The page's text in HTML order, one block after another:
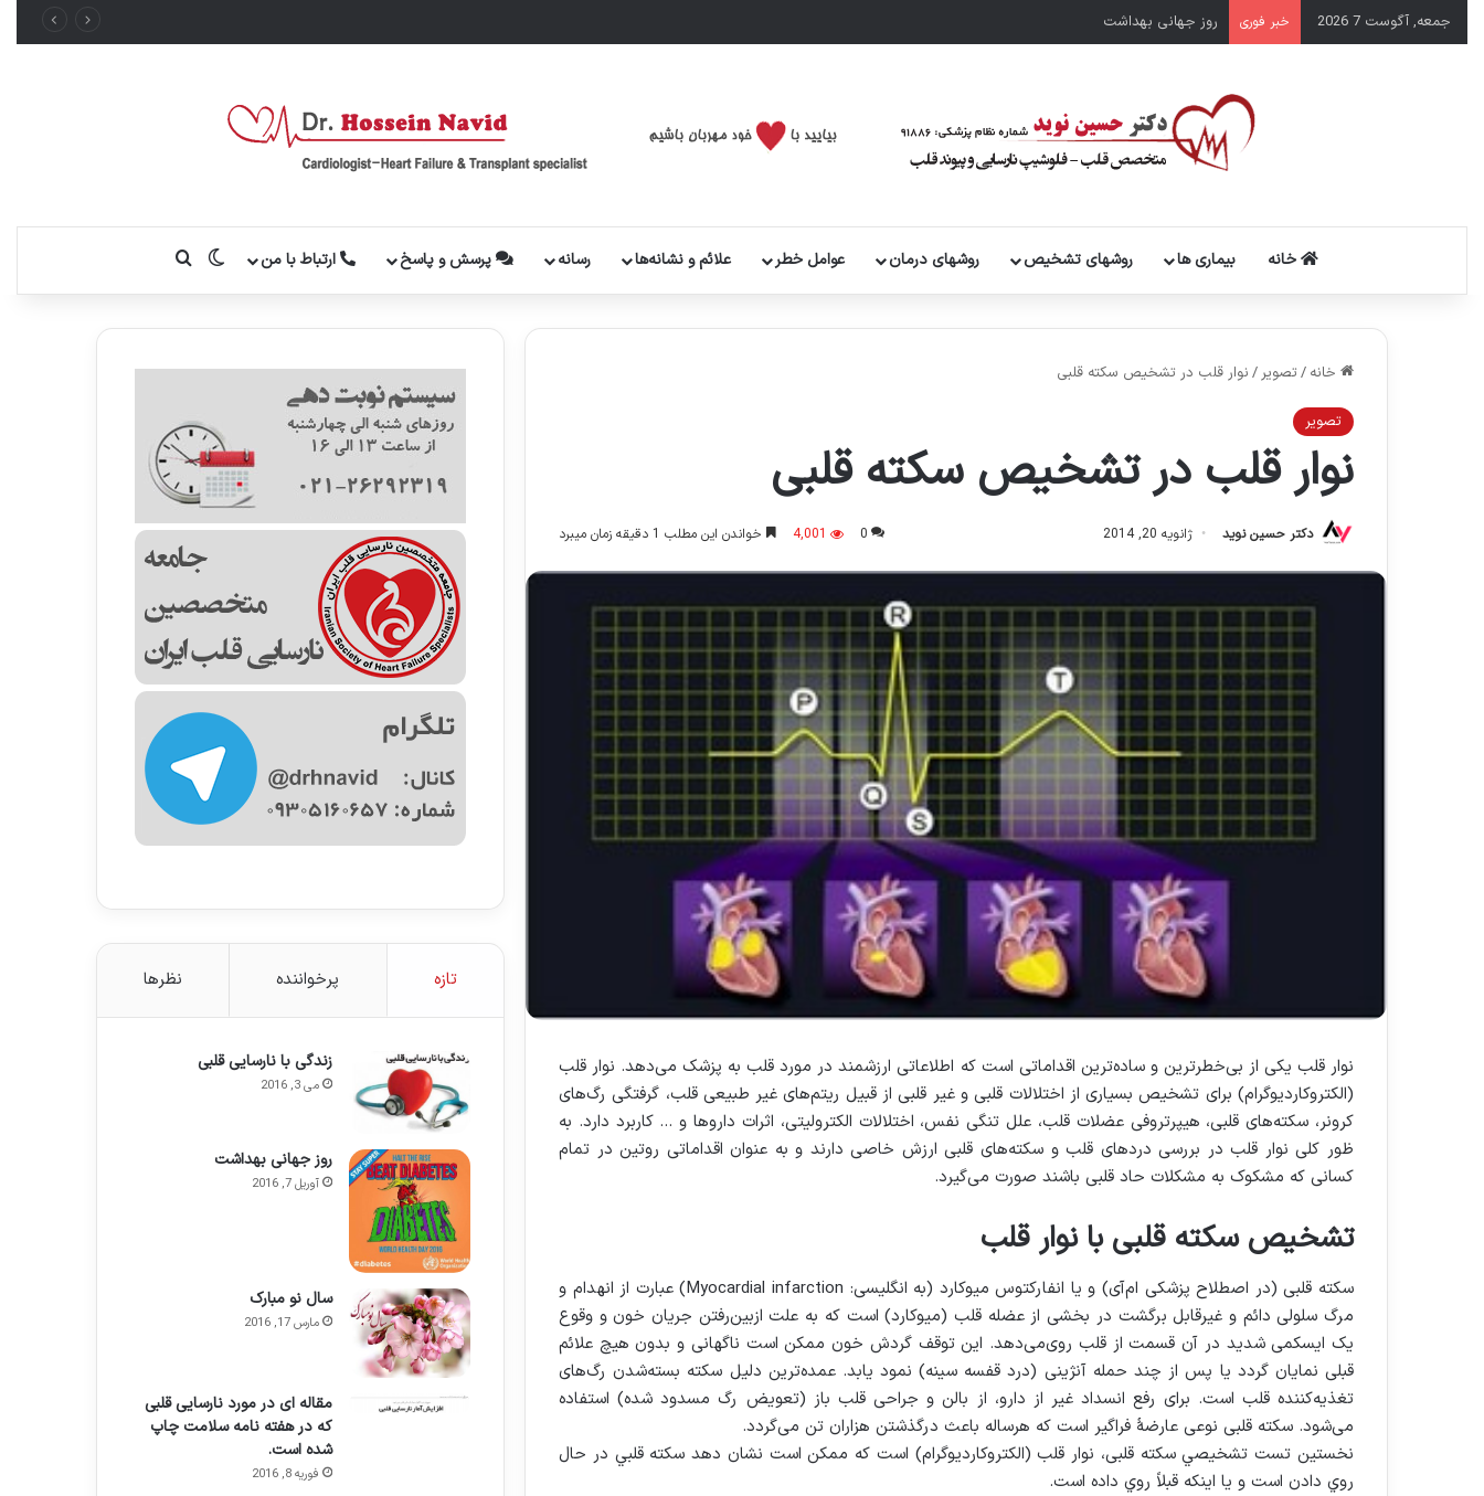
جمعه, آگوست 7 2026 خبر فوری روز جهانی بهداشت
خانه بیماری ها روشهای تشخیص روشهای درمان عوامل خطر علائم و نشانه‌ها رسانه پرسش و پاسخ ارتباط با من تغییر پوسته
خانه / تصویر/ نوار قلب در تشخیص سکته قلبی
تصویر
نوار قلب در تشخیص سکته قلبی
دکتر حسین نوید ژانویه 20, 2014 0
4,001 خواندن این مطلب 1 دقیقه زمان میبرد
نوار قلب یکی از بی‌خطرترین و ساده‌ترین اقداماتی است که اطلاعاتی ارزشمند در مورد قلب به پزشک می‌دهد. نوار قلب
(الکتروکاردیوگرام) برای تشخیص بسیاری از اختلالات قلبی و غیر قلبی از قبیل ریتم‌های غیر طبیعی قلب، گرفتگی رگ‌های
کرونر، سکته‌های قلبی، هیپرتروفی عضلات قلب، علل تنگی نفس، اختلالات الکترولیتی، اثرات داروها و … کاربرد دارد. به
ظور کلی نوار قلب در بررسی دردهای قلب و سکته‌های قلبی ارزش خاصی دارند و به عنوان اقداماتی روتین در تمام
کسانی که مشکوک به مشکلات حاد قلبی باشند صورت می‌گیرد.
تشخیص سکته قلبی با نوار قلب
سکته قلبی (در اصطلاح پزشکی ام‌آی) و یا انفارکتوس میوکارد (به انگلیسی: Myocardial infarction) عبارت از انهدام و
مرگ سلولی دائم و غیرقابل برگشت در بخشی از عضله قلب (میوکارد) است که به علت ازبین‌رفتن جریان خون و وقوع
یک ایسکمی شدید در آن قسمت از قلب روی‌می‌دهد. این توقف گردش خون ممکن است ناگهانی و بدون هیچ علائم
قبلی نمایان گردد یا پس از چند حمله آنژینی (درد قفسه سینه) نمود یابد. عمده‌ترین دلیل سکته بسته‌شدن رگ‌های
تغذیه‌کننده قلب است. برای رفع انسداد غیر از دارو، از بالن و جراحی قلب باز (تعویض رگ مسدود شده) استفاده
می‌شود. سکته قلبی نوعی عارضۀ فراگیر است که هرساله باعث درگذشتن هزاران تن می‌گردد.
نخستين تست تشخيصي سکته قلبی، نوار قلب (الکتروکارديوگرام) است که ممکن است نشان دهد سکته قلبي در حال
روي دادن است و يا اينکه قبلاً روي داده است.
تازه پرخواننده نظرها
زندگی با نارسایی قلبی
می 3, 2016
روز جهانی بهداشت
آوریل 7, 2016
سال نو مبارک
مارس 17, 2016
مقاله ای در مورد نارسایی قلبی
که در هفته نامه سلامت چاپ
شده است.
فوریه 8, 2016